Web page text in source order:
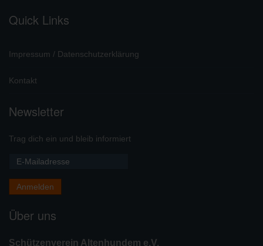
Quick Links
Impressum / Datenschutzerklärung
Kontakt
Newsletter
Trag dich ein und bleib informiert
Über uns
Schützenverein Altenhundem e.V.